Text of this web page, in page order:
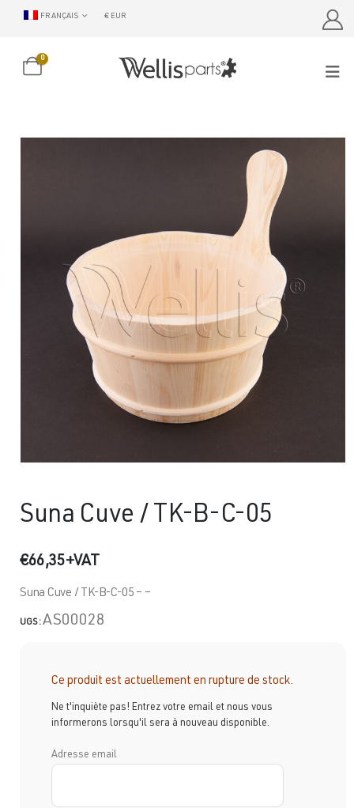
FRANÇAIS € EUR
0
Suna Cuve / TK-B-C-05
€66,35+VAT
Suna Cuve / TK-B-C-05 – –
UGS :AS00028
Ce produit est actuellement en rupture de stock.
Ne t'inquiète pas! Entrez votre email et nous vous
informerons lorsqu'il sera à nouveau disponible.
Adresse email